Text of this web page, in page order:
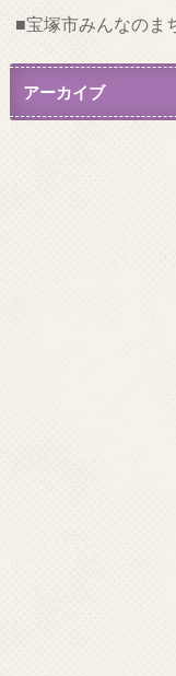
宝塚市みんなのま
アーカイブ